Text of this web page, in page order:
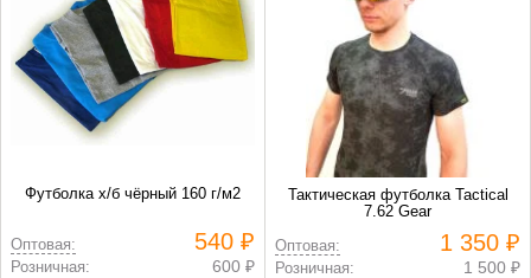
Футболка х/б чёрный 160 г/м2
Оптовая: 540 ₽
Розничная: 600 ₽
Тактическая футболка Tactical
7.62 Gear
Оптовая:
1 350 ₽
Розничная: 1 500 ₽